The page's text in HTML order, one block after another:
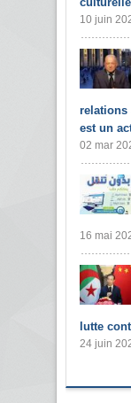
10 juin
relations
est un
02 mar
16 mai
lutte
24 juin